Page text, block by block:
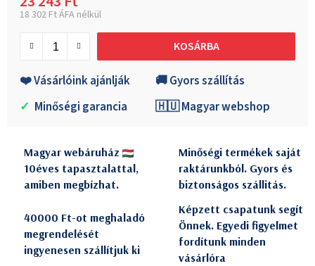
18 302 Ft ÁFA nélkül
KOSÁRBA
❤️ Vásárlóink ajánlják
🚚 Gyors szállítás
✓ Minőségi garancia 🇭🇺 Magyar webshop
Magyar webáruház
10éves tapasztalattal,
amiben megbízhat.
Minőségi termékek saját
raktárunkból. Gyors és
biztonságos szállitás.
40000 Ft-ot meghaladó
megrendelését
ingyenesen szállítjuk ki
Képzett csapatunk segít
Önnek. Egyedi figyelmet
fordítunk minden
vásárlóra